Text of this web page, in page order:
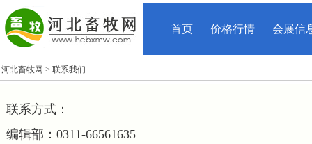
首页 价格行情 会展信
河北畜牧网 > 联系我们
联系方式：
编辑部：0311-66561635